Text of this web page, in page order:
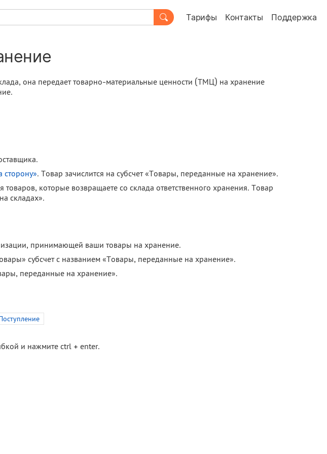
Тарифы Контакты Поддержка
она передает товарно-материальные ценности (ТМЦ) на хранение
сторону». Товар зачислится на субсчет «Товары, переданные на хранение».
товаров, которые возвращаете со склада ответственного хранения. Товар
складах».
принимающей ваши товары на хранение.
субсчет с названием «Товары, переданные на хранение».
переданные на хранение».
и нажмите ctrl + enter.